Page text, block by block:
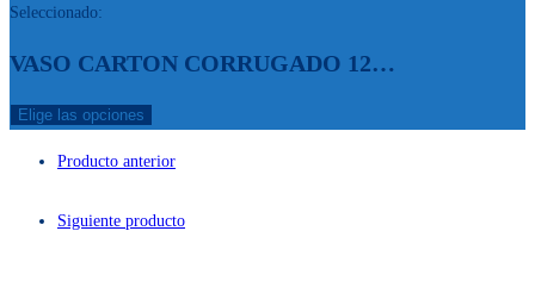
Seleccionado:
VASO CARTON CORRUGADO 12…
Elige las opciones
Producto anterior
Siguiente producto